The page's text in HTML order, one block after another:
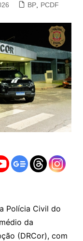
BP, PCDF
Polícia Civil do
da
(DRCor), com